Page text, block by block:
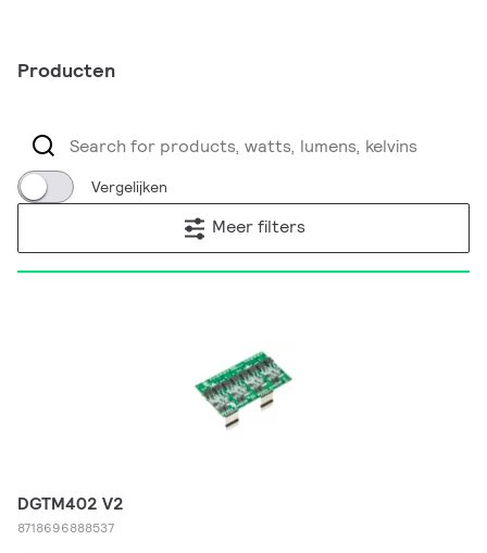
Producten
Vergelijken
Meer filters
DGTM402 V2
8718696888537